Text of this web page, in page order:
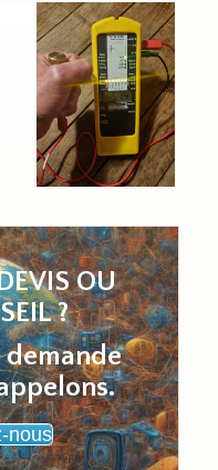
OU
?
nous